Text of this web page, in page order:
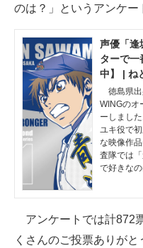
ビジネスと働き方のヒント
AI活用のいまが分かる
企業ITのトレンドを詳説
経営リーダーのコミュニテ
マーケ×ITの今がよく分かる
ITエンジニア向け専門サイ
企業向けIT製品の総合サイト
IT製品の技術・比較・事例
のは？」というアンケー
声優「逢
ターで一
中】 | ね
徳島県出
WINGのオ
ーしまし
ユキ役で
な映像作
査隊では
で好きな
アンケートでは計872
くさんのご投票ありが